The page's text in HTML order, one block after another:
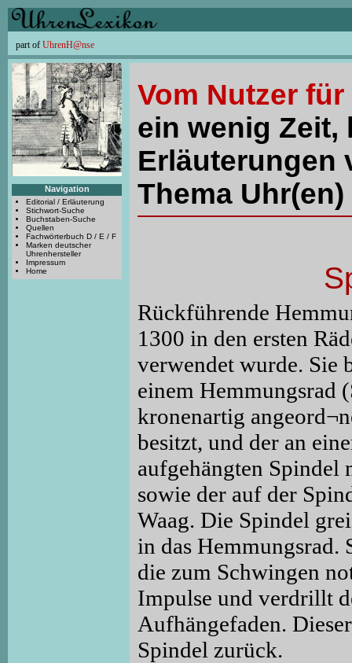
part of UhrenH@nse
Navigation
Editorial / Erläuterung
Stichwort-Suche
Buchstaben-Suche
Quellen
Fachwörterbuch D / E / F
Marken deutscher
Uhrenhersteller
Impressum
Home
Vom Nutzer
ein wenig Zeit,
Erläuterungen
Thema
Rückführende
1300 in den ersten
verwendet wurde. Sie
einem Hemmungsrad
kronenartig
besitzt, und der an
aufgehängten Spindel
sowie der auf der
Waag. Die Spindel
in das Hemmungsrad.
die zum Schwingen
Impulse und verdrillt
Aufhängefaden.
Spindel zurück.